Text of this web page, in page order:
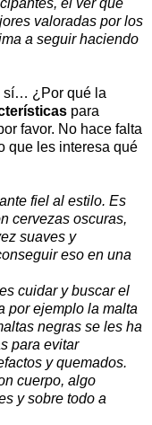
valoradas por los
a seguir haciendo
sí… ¿Por qué la
para
favor. No hace falta
que les interesa qué
fiel al estilo. Es
cervezas oscuras,
suaves y
eso en una
cuidar y buscar el
por ejemplo la malta
negras se les ha
para evitar
y quemados.
cuerpo, algo
y sobre todo a